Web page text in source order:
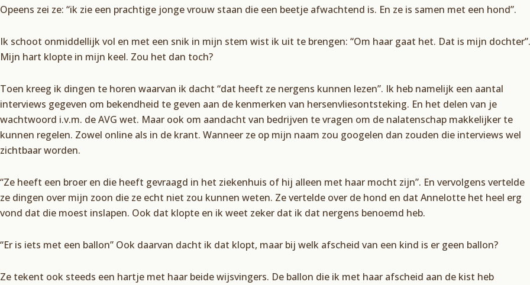
Opeens zei ze: “ik zie een prachtige jonge vrouw staan die een beetje afwachtend is. En ze is samen met een hond”.
Ik schoot onmiddellijk vol en met een snik in mijn stem wist ik uit te brengen: “Om haar gaat het. Dat is mijn dochter”.
Mijn hart klopte in mijn keel. Zou het dan toch?
Toen kreeg ik dingen te horen waarvan ik dacht “dat heeft ze nergens kunnen lezen”. Ik heb namelijk een aantal
interviews gegeven om bekendheid te geven aan de kenmerken van hersenvliesontsteking. En het delen van je
wachtwoord i.v.m. de AVG wet. Maar ook om aandacht van bedrijven te vragen om de nalatenschap makkelijker te
kunnen regelen. Zowel online als in de krant. Wanneer ze op mijn naam zou googelen dan zouden die interviews wel
zichtbaar worden.
“Ze heeft een broer en die heeft gevraagd in het ziekenhuis of hij alleen met haar mocht zijn”. En vervolgens vertelde
ze dingen over mijn zoon die ze echt niet zou kunnen weten. Ze vertelde over de hond en dat Annelotte het heel erg
vond dat die moest inslapen. Ook dat klopte en ik weet zeker dat ik dat nergens benoemd heb.
“Er is iets met een ballon” Ook daarvan dacht ik dat klopt, maar bij welk afscheid van een kind is er geen ballon?
Ze tekent ook steeds een hartje met haar beide wijsvingers. De ballon die ik met haar afscheid aan de kist heb